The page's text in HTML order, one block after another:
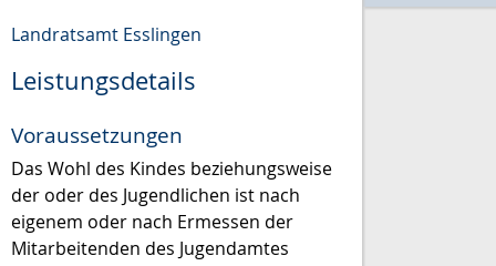
Landratsamt Esslingen
Leistungsdetails
Voraussetzungen
Das Wohl des Kindes beziehungsweise
der oder des Jugendlichen ist nach
eigenem oder nach Ermessen der
Mitarbeitenden des Jugendamtes